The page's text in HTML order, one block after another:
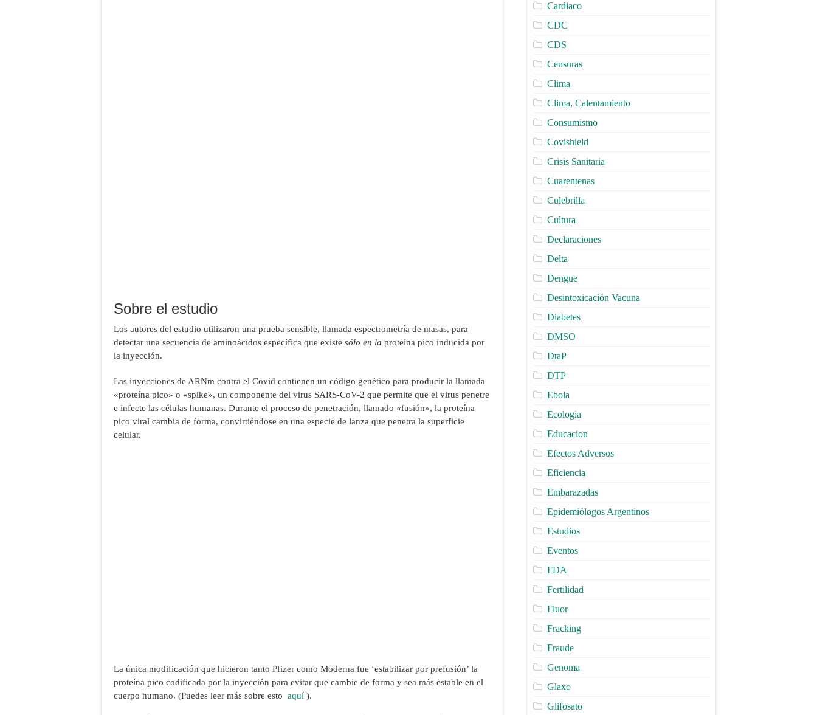
Sobre el estudio
Los autores del estudio utilizaron una prueba sensible, llamada espectrometría de masas, para
detectar una secuencia de aminoácidos específica que existe sólo en la proteína pico inducida por
la inyección.
Las inyecciones de ARNm contra el Covid contienen un código genético para producir la llamada
«proteína pico» o «spike», un componente del virus SARS-CoV-2 que permite que el virus penetre
e infecte las células humanas. Durante el proceso de penetración, llamado «fusión», la proteína
pico viral cambia de forma, convirtiéndose en una especie de lanza que penetra la superficie
celular.
La única modificación que hicieron tanto Pfizer como Moderna fue ‘estabilizar por prefusión’ la
proteína pico codificada por la inyección para evitar que cambie de forma y sea más estable en el
cuerpo humano. (Puedes leer más sobre esto aquí ).
Cardiaco
CDC
CDS
Censuras
Clima
Clima, Calentamiento
Consumismo
Covishield
Crisis Sanitaria
Cuarentenas
Culebrilla
Cultura
Declaraciones
Delta
Dengue
Desintoxicación Vacuna
Diabetes
DMSO
DtaP
DTP
Ebola
Ecologia
Educacion
Efectos Adversos
Eficiencia
Embarazadas
Epidemiólogos Argentinos
Estudios
Eventos
FDA
Fertilidad
Fluor
Fracking
Fraude
Genoma
Glaxo
Glifosato